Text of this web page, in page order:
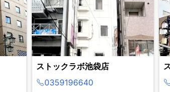
ストックラボ池袋店
0359196640